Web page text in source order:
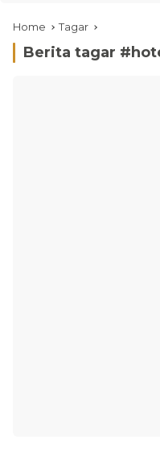
Home Tagar
Berita tagar #